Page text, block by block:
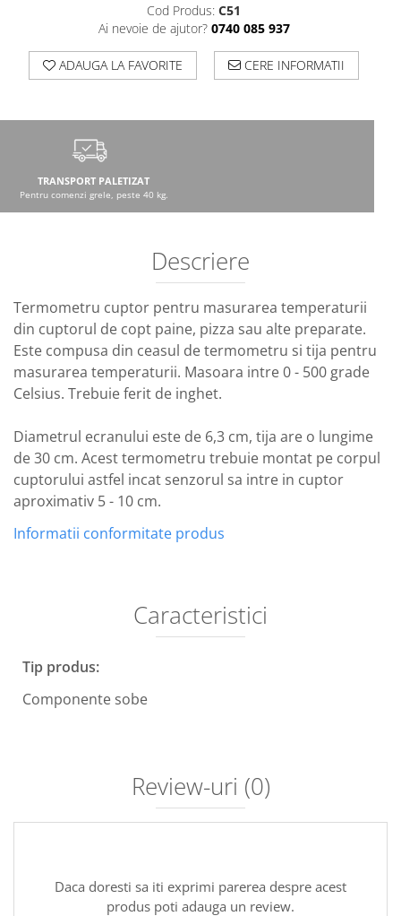
Cod Produs: C51
Ai nevoie de ajutor? 0740 085 937
ADAUGA LA FAVORITE CERE INFORMATII
TRANSPORT PALETIZAT
Pentru comenzi grele, peste 40 kg.
Descriere
Termometru cuptor pentru masurarea temperaturii
din cuptorul de copt paine, pizza sau alte preparate.
Este compusa din ceasul de termometru si tija pentru
masurarea temperaturii. Masoara intre 0 - 500 grade
Celsius. Trebuie ferit de inghet.
Diametrul ecranului este de 6,3 cm, tija are o lungime
de 30 cm. Acest termometru trebuie montat pe corpul
cuptorului astfel incat senzorul sa intre in cuptor
aproximativ 5 - 10 cm.
Informatii conformitate produs
Caracteristici
Tip produs:
Componente sobe
Review-uri (0)
Daca doresti sa iti exprimi parerea despre acest
produs poti adauga un review.